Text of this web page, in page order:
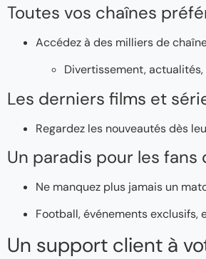
Toutes vos chaînes
Accédez à des milliers de
Divertissement,
Les derniers films et
Regardez les nouveautés dès
Un paradis pour les fans
Ne manquez plus jamais un
Football, événements
Un support client à